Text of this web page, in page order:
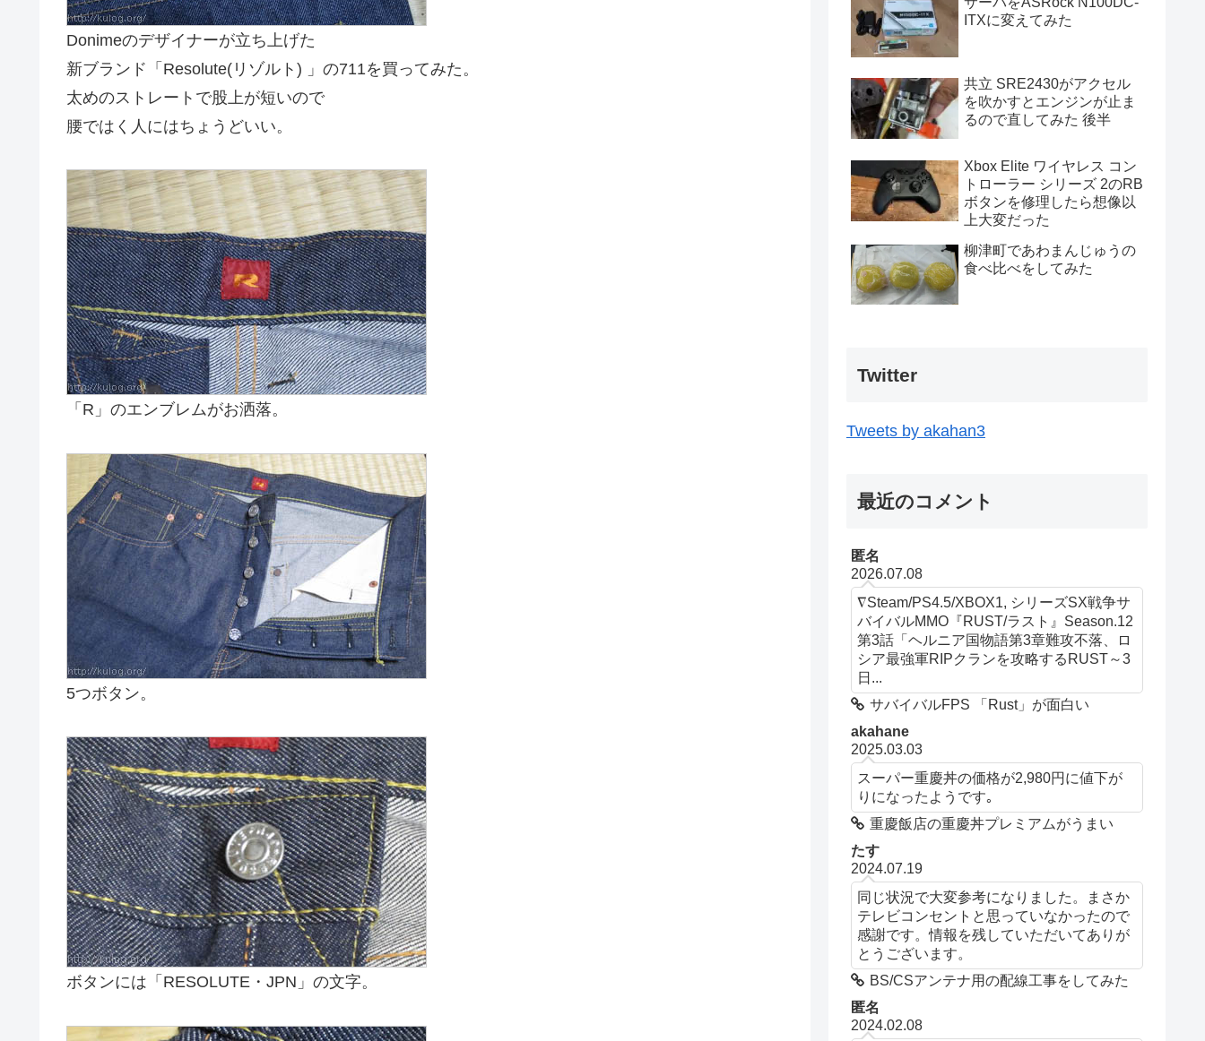
Donimeのデザイナーが立ち上げた
新ブランド「Resolute(リゾルト) 」の711を買ってみた。
太めのストレートで股上が短いので
腰ではく人にはちょうどいい。
「R」のエンブレムがお洒落。
5つボタン。
ボタンには「RESOLUTE・JPN」の文字。
ITXに変えてみた
共立 SRE2430がアクセル
を吹かすとエンジンが止ま
るので直してみた 後半
Xbox Elite ワイヤレス コン
トローラー シリーズ 2のRB
ボタンを修理したら想像以
上大変だった
柳津町であわまんじゅうの
食べ比べをしてみた
Twitter
Tweets by akahan3
最近のコメント
匿名
2026.07.08
∇Steam/PS4.5/XBOX1, シリーズSX戦争サ
バイバルMMO『RUST/ラスト』Season.12
第3話「ヘルニア国物語第3章難攻不落、ロ
シア最強軍RIPクランを攻略するRUST～3
日...
サバイバルFPS 「Rust」が面白い
akahane
2025.03.03
スーパー重慶丼の価格が2,980円に値下が
りになったようです｡
重慶飯店の重慶丼プレミアムがうまい
たす
2024.07.19
同じ状況で大変参考になりました。まさか
テレビコンセントと思っていなかったので
感謝です。情報を残していただいてありが
とうございます。
BS/CSアンテナ用の配線工事をしてみた
匿名
2024.02.08